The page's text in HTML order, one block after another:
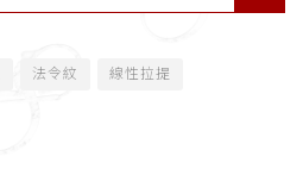
法令紋 線性拉提